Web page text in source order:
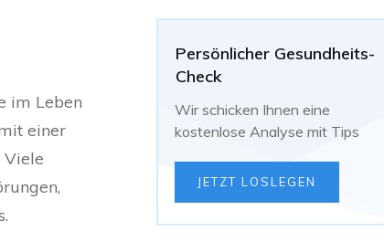
im Leben
einer
Viele
Persönlicher Gesundheits-
Check
Wir schicken Ihnen eine
kostenlose Analyse mit Tips
JETZT LOSLEGEN